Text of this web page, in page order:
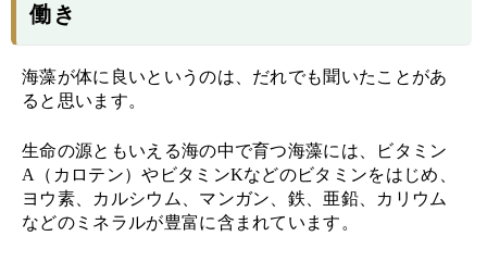
働き
海藻が体に良いというのは、だれでも聞いたことがあ
ると思います。
生命の源ともいえる海の中で育つ海藻には、ビタミン
A（カロテン）やビタミンKなどのビタミンをはじめ、
ヨウ素、カルシウム、マンガン、鉄、亜鉛、カリウム
などのミネラルが豊富に含まれています。